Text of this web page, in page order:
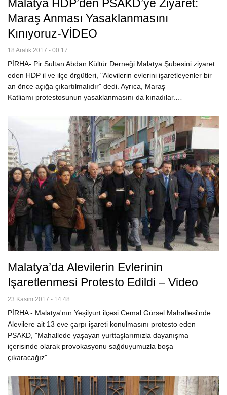
Malatya HDP’den PSAKD’ye Ziyaret:
Maraş Anması Yasaklanmasını
Kınıyoruz-VİDEO
18 Aralık 2017 - 00:17
PİRHA- Pir Sultan Abdan Kültür Derneği Malatya Şubesini ziyaret
eden HDP il ve ilçe örgütleri, "Alevilerin evlerini işaretleyenler bir
an önce açığa çıkartılmalıdır" dedi. Ayrıca, Maraş
Katliamı protestosunun yasaklanmasını da kınadılar.…
Malatya’da Alevilerin Evlerinin
Işaretlenmesi Protesto Edildi – Video
23 Kasım 2017 - 14:48
PİRHA - Malatya'nın Yeşilyurt ilçesi Cemal Gürsel Mahallesi'nde
Alevilere ait 13 eve çarpı işareti konulmasını protesto eden
PSAKD, "Mahallede yaşayan yurttaşlarımızla dayanışma
içerisinde olarak provokasyonu sağduyumuzla boşa
çıkaracağız"…